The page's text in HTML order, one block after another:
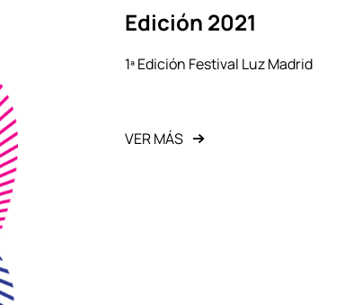
Edición 2021
1ª Edición Festival Luz Madrid
VER MÁS